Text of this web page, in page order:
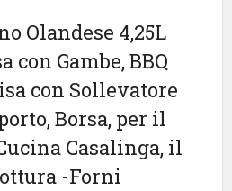
Olandese 4,25L
con Gambe, BBQ
con Sollevatore
Borsa, per il
Casalinga, il
-Forni